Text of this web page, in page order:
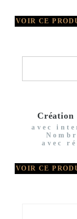
VOIR CE
avec
avec
VOIR CE